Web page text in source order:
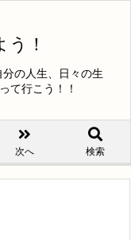
！
の人生、日々の生
て行こう！！
次へ 検索